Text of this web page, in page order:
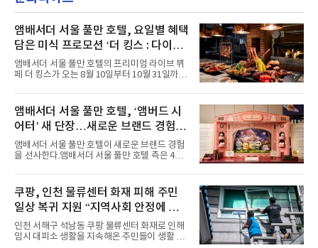
악방송 무대에 올라 화려한 퍼포먼스를 펼쳤다.
력을 앞세워 매 무대 색다른 볼거리를 선사했다.
특히 화사한 파스텔 톤의 비치웨어부터 청량한
마린룩, 햇살 아래 반짝이는 물결을 연상시키는
스커트, 강렬한 붉은 계열의 스타일링까지 각기
다른 매력을 선보였다. 브브걸은 다채로운 여름
패션을 완벽하게 소화하며 보
앰배서더 서울 풀만 호텔, 요일별 혜택
담은 미식 프로모션 ‘더 킹스 : 다이닝
프리빌리지즈’ 선봬
앰배서더 서울 풀만 호텔의 프리미엄 라이브 뷔
페 더 킹스가 오는 8월 10일부터 10월 31일까지
즈’를 선보인다.앰배서더 서울 풀만 호텔 측은
“요일마다 다른 즐거움과 한층 깊어진 미식의 여
유를 경험할 수 있도록 기획했다”고 밝혔다.먼저
월요일과 화요일에는 한 주의 문을 여는 여유로
운 식사를 테마로 다양한 혜택이 마련된다. 런치
이용 시 성인 5인 이상 사전 예약 고객에게 성인
1인 무료 혜택을 제공하며, 디너 이용 시에는 성
유료 회원 고객을 대상으로 5% 추가 할인 또는
바우처 1매 추가
앰배서더 서울 풀만 호텔, ‘앰버드 시
어터’ 새 단장…새로운 브랜드 경험 선
사
앰배서더 서울 풀만 호텔이 새로운 브랜드 경험
을 선사한다.앰배서더 서울 풀만 호텔 측은 4일
이야기를 담은 인형 극장 콘셉트의 공간 ‘앰버드
시어터(Ambird Theater)’를 새롭게 선보인
다”고 밝혔다.앰배서더 서울 풀만 호텔은 로비
한편에 마련된 앰버드 존을 통해 앰버드의 세계
관을 소개해왔다. 앰버드 존은 앰버드가 우주여
행 중 수집한 다양한 굿즈를 전시한 '앰버드 플래
닛(Ambird Planet)과 계절별 플라워 연출로 사
쿠팡, 인천 물류센터 화재 피해 주민
일상 복귀 지원 “지역사회 안정에 총
력”
인천 서해구 석남동 쿠팡 물류센터 화재로 인해
임시 대피소 생활을 지속해온 주민들이 생활 터